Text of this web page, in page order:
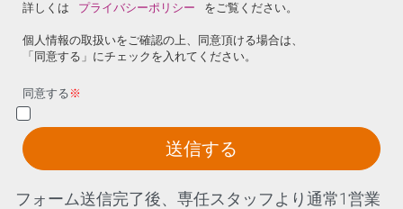
詳しくは プライバシーポリシー をご覧ください。
個人情報の取扱いをご確認の上、同意頂ける場合は、
「同意する」にチェックを入れてください。
同意する ※
送信する
フォーム送信完了後、専任スタッフより通常1営業